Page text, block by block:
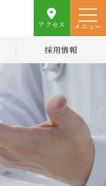
アクセス メニュー
採用情報